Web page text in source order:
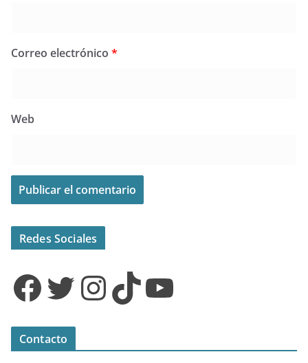
Correo electrónico *
Web
Redes Sociales
Facebook Twitter InstagramTikTok YouTube
Contacto